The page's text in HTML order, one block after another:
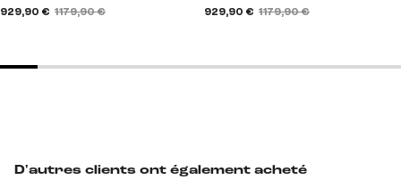
D'autres clients ont également acheté
929,90 € 1 179,90 € 929,90 € 1 179,90 €